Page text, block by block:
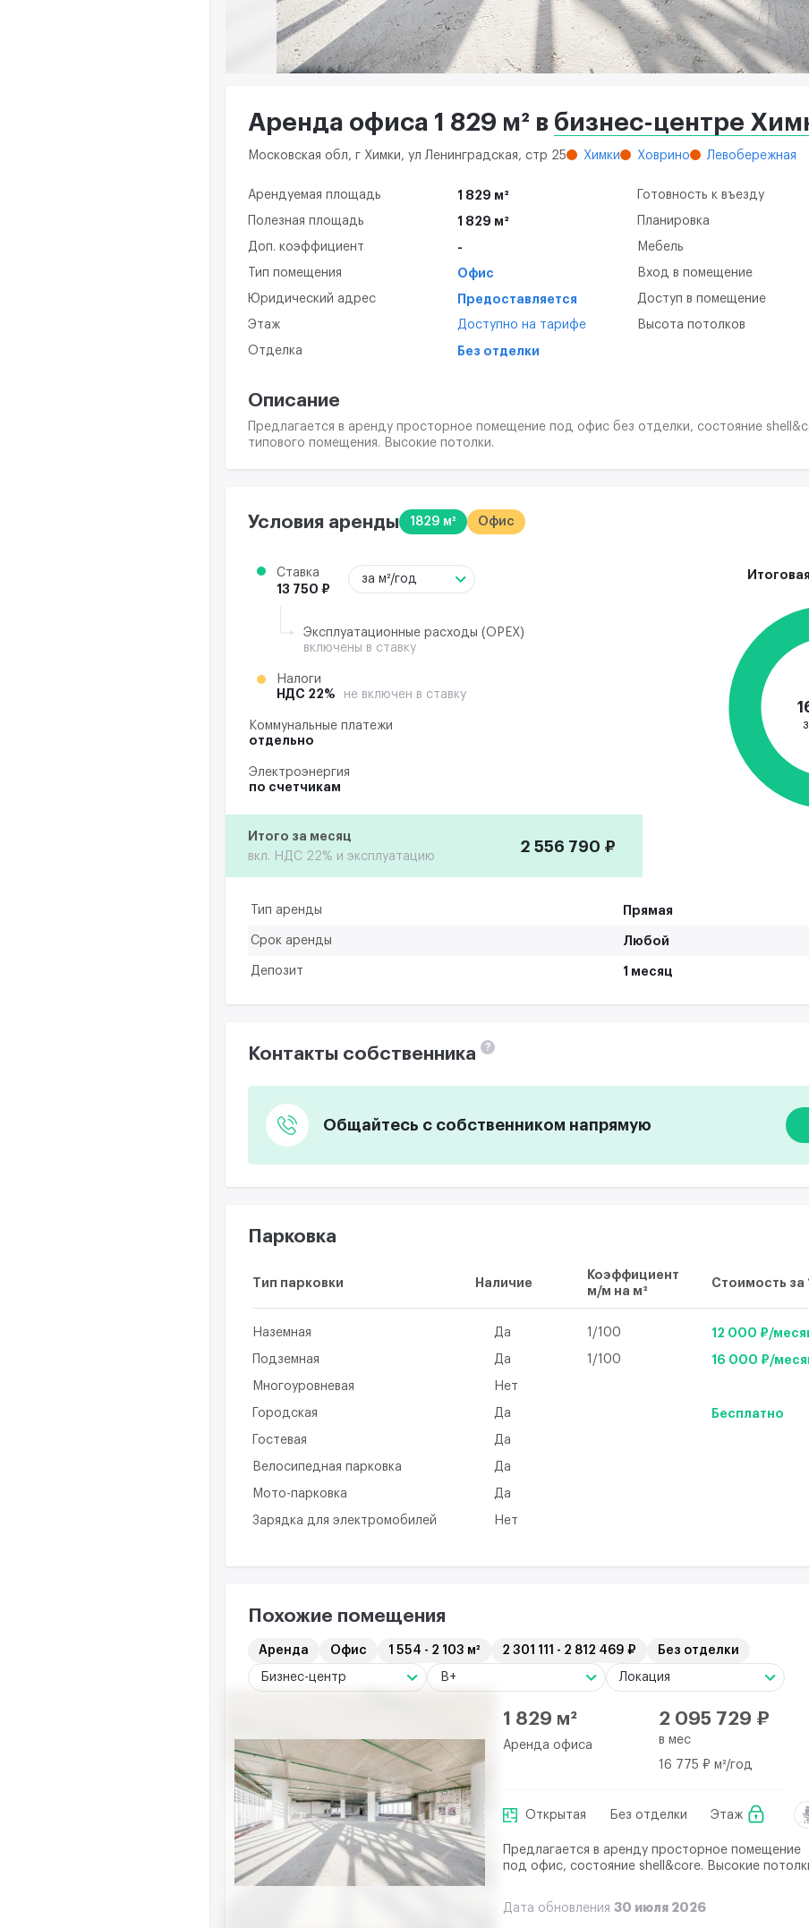
Аренда офиса 1 829 м² в бизнес-центре
Московская обл, г Химки, ул Ленинградская, стр 25 Химки Ховрино Левобережная
Арендуемая площадь 1 829 м²
Полезная площадь 1 829 м²
Доп. коэффициент -
Тип помещения Офис
Юридический адрес Предоставляется
Этаж Доступно на тарифе
Отделка Без отделки
Готовность к въезду
Планировка
Мебель
Вход в помещение
Доступ в помещение
Высота потолков
Описание
Предлагается в аренду просторное помещение под офис без отделки, состояние
типового помещения. Высокие потолки.
Условия аренды 1829 м² Офис
Ставка
13 750 ₽
за м²/год
Эксплуатационные расходы (ОРЕХ)
включены в ставку
Налоги
НДС 22%
не включен в ставку
Коммунальные платежи
отдельно
Электроэнергия
по счетчикам
Итого за месяц
вкл. НДС 22% и эксплуатацию
2 556 790 ₽
Тип аренды Прямая
Срок аренды Любой
Депозит 1 месяц
Контакты собственника ?
Общайтесь с собственником напрямую
Парковка
Тип парковки Наличие
Коэффициент
м/м на м²
Стоимость за
Наземная Да 1/100 12 000 ₽/
Подземная Да 1/100 16 000 ₽/
Многоуровневая Нет
Городская Да Бесплатно
Гостевая Да
Велосипедная парковка Да
Мото-парковка Да
Зарядка для электромобилей Нет
Похожие помещения
Аренда Офис 1 554 - 2 103 м² 2 301 111 - 2 812 469 ₽ Без отделки
Бизнес-центр B+ Локация
1 829 м²
Аренда офиса
2 095 729 ₽
в мес
16 775 ₽ м²/год
Открытая Без отделки Этаж
Предлагается в аренду просторное помещение
под офис, состояние shell&core. Высокие
Дата обновления 30 июля 2026